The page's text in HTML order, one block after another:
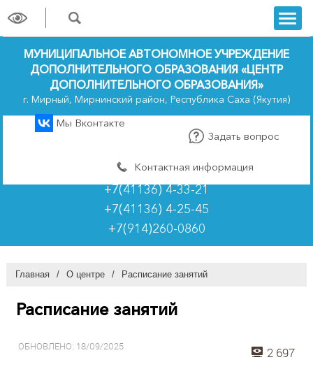
trk
МУНИЦИПАЛЬНОЕ АВТОНОМНОЕ УЧРЕЖДЕНИЕ
ДОПОЛНИТЕЛЬНОГО ОБРАЗОВАНИЯ «ЦЕНТР
ДОПОЛНИТЕЛЬНОГО ОБРАЗОВАНИЯ»
г. Мирный, Мирнинский район, Республика Саха (Якутия)
Мы Вконтакте
Задать вопрос
Контактная информация
+7(41136) 4-33-21
+7(41136) 4-25-45
+7(914)260-0860
Главная / О центре / Расписание занятий
Расписание занятий
ОБНОВЛЕНО: 18/09/2025 2 697